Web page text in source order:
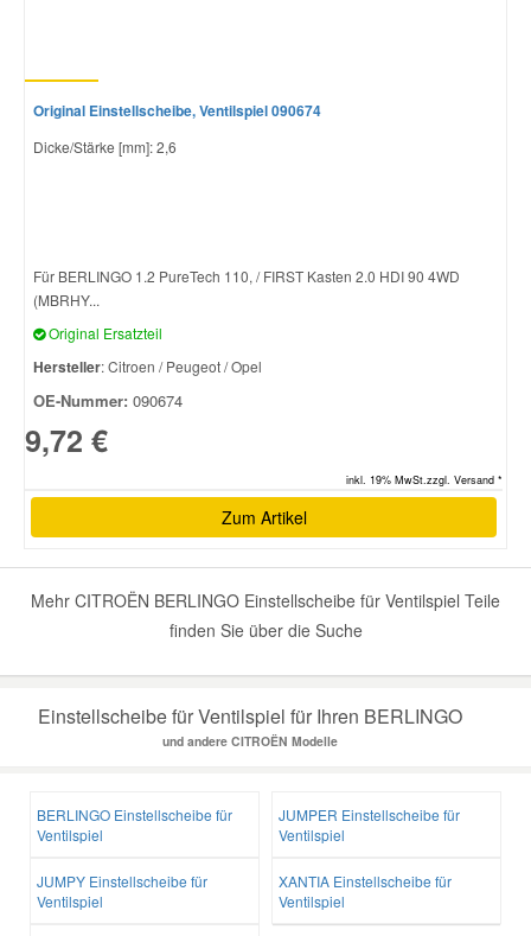
Original Einstellscheibe, Ventilspiel 090674
Dicke/Stärke [mm]: 2,6
Für BERLINGO 1.2 PureTech 110, / FIRST Kasten 2.0 HDI 90 4WD
(MBRHY...
Original Ersatzteil
Hersteller: Citroen / Peugeot / Opel
OE-Nummer: 090674
9,72 €
inkl. 19% MwSt.zzgl. Versand *
Zum Artikel
Mehr CITROËN BERLINGO Einstellscheibe für Ventilspiel Teile
finden Sie über die Suche
Einstellscheibe für Ventilspiel für Ihren BERLINGO
und andere CITROËN Modelle
BERLINGO Einstellscheibe für
Ventilspiel
JUMPER Einstellscheibe für
Ventilspiel
JUMPY Einstellscheibe für
Ventilspiel
XANTIA Einstellscheibe für
Ventilspiel